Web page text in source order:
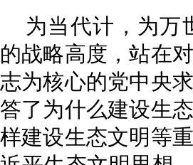
为当代计，为万
的战略高度，站在
志为核心的党中央
答了为什么建设生
样建设生态文明等